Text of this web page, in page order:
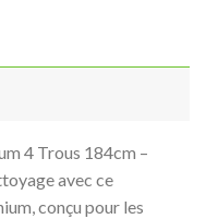
4 Trous 184cm –
avec ce
conçu pour les